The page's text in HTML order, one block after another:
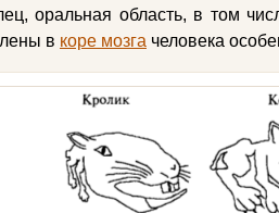
оральная область, в том
в коре мозга человека